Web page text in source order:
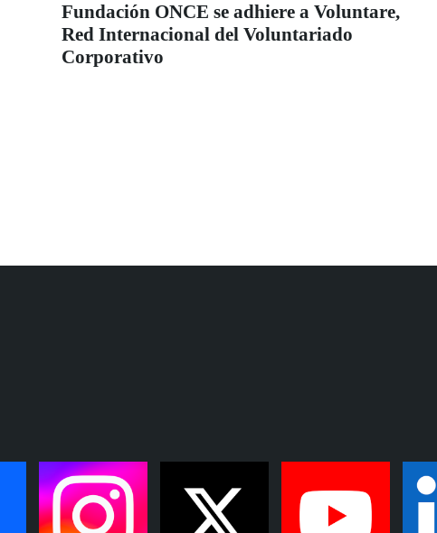
Fundación ONCE se adhiere a Voluntare,
Red Internacional del Voluntariado
Corporativo